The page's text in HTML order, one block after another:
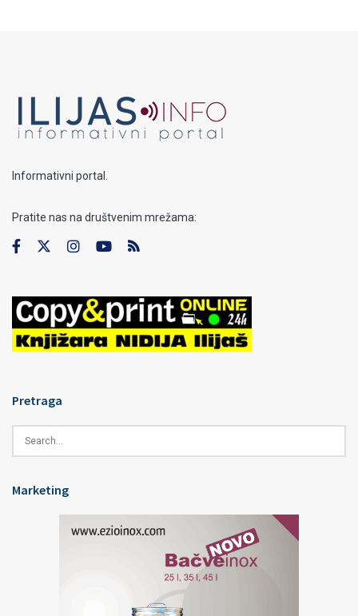
Informativni portal.
Pratite nas na društvenim mrežama:
Pretraga
Marketing